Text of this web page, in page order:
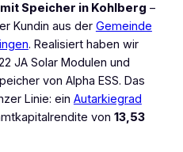
Speicher in Kohlberg –
Kundin aus der Gemeinde
. Realisiert haben wir
JA Solar Modulen und
von Alpha ESS. Das
Linie: ein Autarkiegrad
von 13,53